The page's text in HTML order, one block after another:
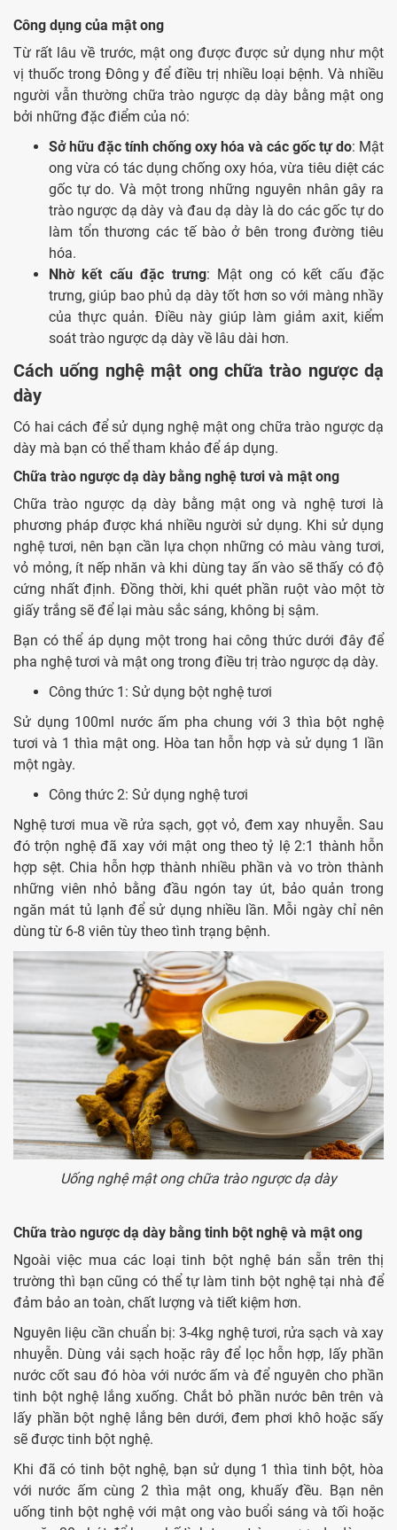
Công dụng của mật ong
Từ rất lâu về trước, mật ong được được sử dụng như một
vị thuốc trong Đông y để điều trị nhiều loại bệnh. Và nhiều
người vẫn thường chữa trào ngược dạ dày bằng mật ong
bởi những đặc điểm của nó:
Sở hữu đặc tính chống oxy hóa và các gốc tự do: Mật
ong vừa có tác dụng chống oxy hóa, vừa tiêu diệt các
gốc tự do. Và một trong những nguyên nhân gây ra
trào ngược dạ dày và đau dạ dày là do các gốc tự do
làm tổn thương các tế bào ở bên trong đường tiêu
hóa.
Nhờ kết cấu đặc trưng: Mật ong có kết cấu đặc
trưng, giúp bao phủ dạ dày tốt hơn so với màng nhầy
của thực quản. Điều này giúp làm giảm axit, kiểm
soát trào ngược dạ dày về lâu dài hơn.
Cách uống nghệ mật ong chữa trào ngược dạ
dày
Có hai cách để sử dụng nghệ mật ong chữa trào ngược dạ
dày mà bạn có thể tham khảo để áp dụng.
Chữa trào ngược dạ dày bằng nghệ tươi và mật ong
Chữa trào ngược dạ dày bằng mật ong và nghệ tươi là
phương pháp được khá nhiều người sử dụng. Khi sử dụng
nghệ tươi, nên bạn cần lựa chọn những có màu vàng tươi,
vỏ mỏng, ít nếp nhăn và khi dùng tay ấn vào sẽ thấy có độ
cứng nhất định. Đồng thời, khi quét phần ruột vào một tờ
giấy trắng sẽ để lại màu sắc sáng, không bị sậm.
Bạn có thể áp dụng một trong hai công thức dưới đây để
pha nghệ tươi và mật ong trong điều trị trào ngược dạ dày.
Công thức 1: Sử dụng bột nghệ tươi
Sử dụng 100ml nước ấm pha chung với 3 thìa bột nghệ
tươi và 1 thìa mật ong. Hòa tan hỗn hợp và sử dụng 1 lần
một ngày.
Công thức 2: Sử dụng nghệ tươi
Nghệ tươi mua về rửa sạch, gọt vỏ, đem xay nhuyễn. Sau
đó trộn nghệ đã xay với mật ong theo tỷ lệ 2:1 thành hỗn
hợp sệt. Chia hỗn hợp thành nhiều phần và vo tròn thành
những viên nhỏ bằng đầu ngón tay út, bảo quản trong
ngăn mát tủ lạnh để sử dụng nhiều lần. Mỗi ngày chỉ nên
dùng từ 6-8 viên tùy theo tình trạng bệnh.
Uống nghệ mật ong chữa trào ngược dạ dày
Chữa trào ngược dạ dày bằng tinh bột nghệ và mật ong
Ngoài việc mua các loại tinh bột nghệ bán sẵn trên thị
trường thì bạn cũng có thể tự làm tinh bột nghệ tại nhà để
đảm bảo an toàn, chất lượng và tiết kiệm hơn.
Nguyên liệu cần chuẩn bị: 3-4kg nghệ tươi, rửa sạch và xay
nhuyễn. Dùng vải sạch hoặc rây để lọc hỗn hợp, lấy phần
nước cốt sau đó hòa với nước ấm và để nguyên cho phần
tinh bột nghệ lắng xuống. Chắt bỏ phần nước bên trên và
lấy phần bột nghệ lắng bên dưới, đem phơi khô hoặc sấy
sẽ được tinh bột nghệ.
Khi đã có tinh bột nghệ, bạn sử dụng 1 thìa tinh bột, hòa
với nước ấm cùng 2 thìa mật ong, khuấy đều. Bạn nên
uống tinh bột nghệ với mật ong vào buổi sáng và tối hoặc